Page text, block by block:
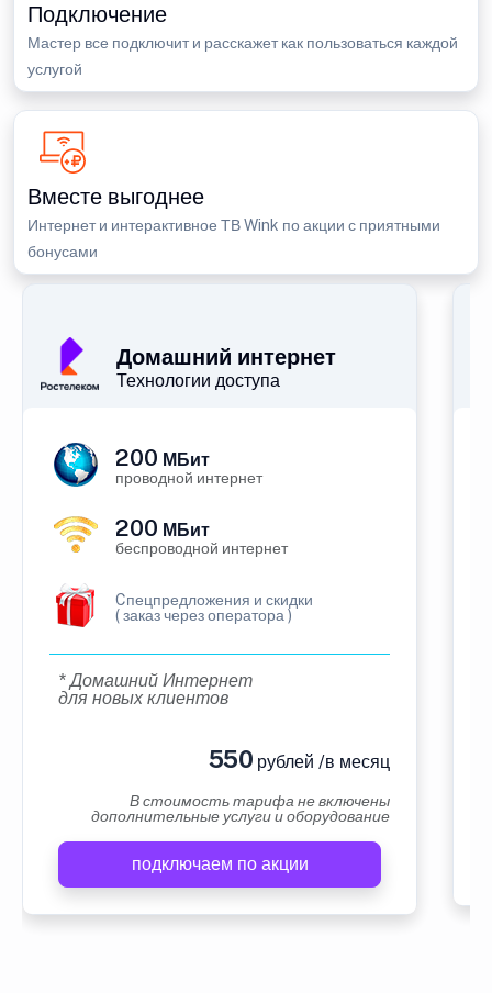
Подключение
Мастер все подключит и расскажет как пользоваться каждой
услугой
Вместе выгоднее
Интернет и интерактивное ТВ Wink по акции с приятными
бонусами
Домашний интернет
Технологии доступа
200 МБит
проводной интернет
200 МБит
беспроводной интернет
Cпецпредложения и скидки
( заказ через оператора )
* Домашний Интернет
для новых клиентов
550 рублей /в месяц
В стоимость тарифа не включены
дополнительные услуги и оборудование
подключаем по акции